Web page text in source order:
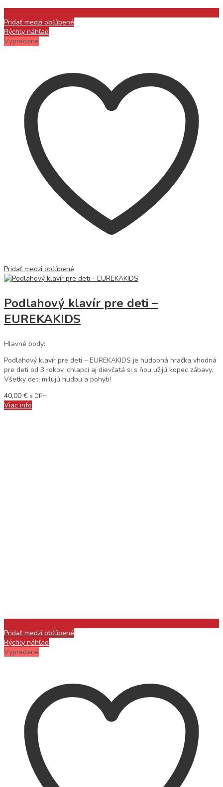
Pridať medzi obľúbené
Rýchly náhľad
Vypredané
Pridať medzi obľúbené
Podlahový klavír pre deti –
EUREKAKIDS
Hlavné body:
Podlahový klavír pre deti – EUREKAKIDS je hudobná hračka vhodná
pre deti od 3 rokov, chlapci aj dievčatá si s ňou užijú kopec zábavy.
Všetky deti milujú hudbu a pohyb!
40,00 € s DPH
Viac info
Pridať medzi obľúbené
Rýchly náhľad
Vypredané